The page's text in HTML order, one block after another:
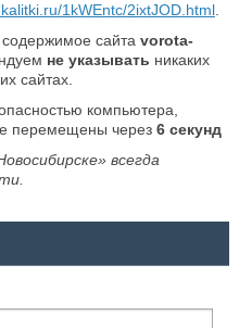
1kWEntc/2ixtJOD.html.
сайта vorota-
не указывать никаких
сайтах.
компьютера,
перемещены через 6секунд
всегда